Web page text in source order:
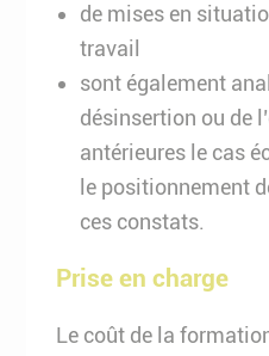
de mises en
travail
sont également
désinsertion ou de
antérieures le cas
le positionnement
ces constats.
Prise en charge
Le coût de la